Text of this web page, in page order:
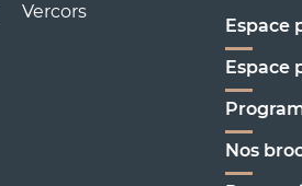
Vercors
Espace
Espace
Nos